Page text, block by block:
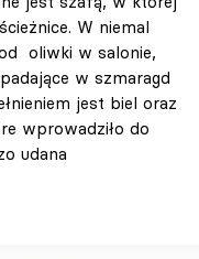
W niemal
oliwki w salonie,
w szmaragd
jest biel oraz
wprowadziło do
udana